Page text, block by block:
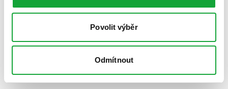
Povolit výběr
Odmítnout